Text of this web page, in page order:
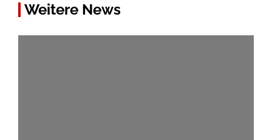
Weitere News